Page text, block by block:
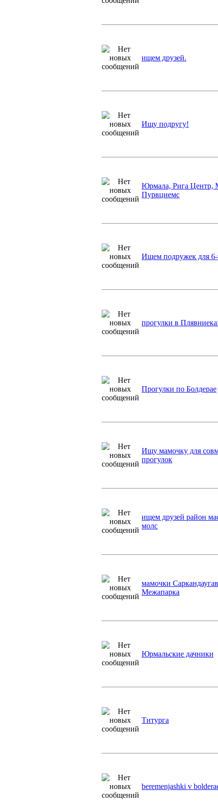
ищем друзей.
Ищу подругу!
Юрмала, Рига Центр,
Пурвциемс
Ищем подружек для 6-
прогулки в
Прогулки по Болдерае
Ищу мамочку для
прогулок
ищем друзей район
молс
мамочки
Межапарка
Юрмальские дачники
Титурга
beremenjashki v